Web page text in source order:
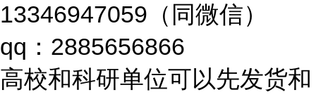
13346947059（同微信）
qq：2885656866
高校和科研单位可以先发货和